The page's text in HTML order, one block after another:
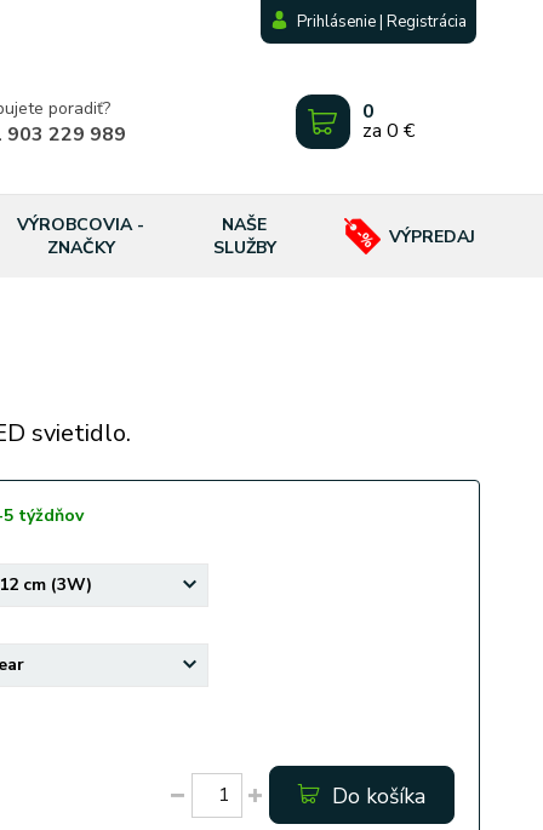
Prihlásenie | Registrácia
poradiť?
903 229 989
0
za 0 €
VÝROBCOVIA -
ZNAČKY
NAŠE
SLUŽBY
VÝPREDAJ
svietidlo.
týždňov
Do košíka